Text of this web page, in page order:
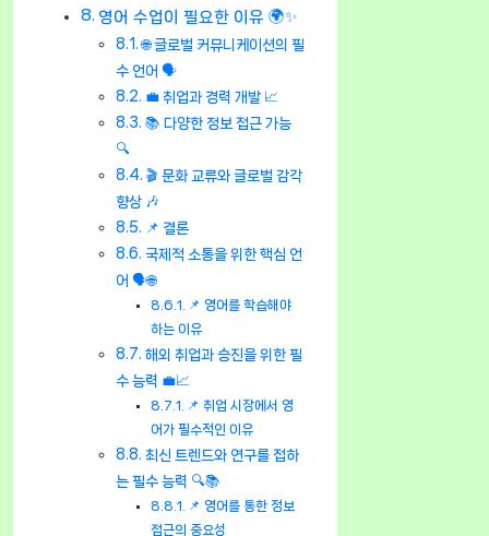
영어 수업이 필요한 이유 🌍✨
🌐 글로벌 커뮤니케이션의 필
수 언어 🗣️
💼 취업과 경력 개발 📈
📚 다양한 정보 접근 가능
🔍
🎬 문화 교류와 글로벌 감각
향상 🎶
📌 결론
국제적 소통을 위한 핵심 언
어 🗣️🌐
📌 영어를 학습해야
하는 이유
해외 취업과 승진을 위한 필
수 능력 💼📈
📌 취업 시장에서 영
어가 필수적인 이유
최신 트렌드와 연구를 접하
는 필수 능력 🔍📚
📌 영어를 통한 정보
접근의 중요성